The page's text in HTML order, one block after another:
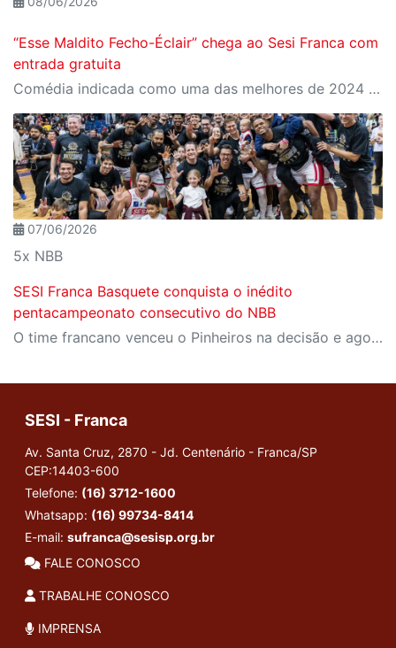
“Esse Maldito Fecho-Éclair” chega ao Sesi Franca com
entrada gratuita
Comédia indicada como uma das melhores de 2024 transforma crises conjugais e clássicos do karaokê em uma divertida reflexão sobre o amor contemporâneo
07/06/2026
5x NBB
SESI Franca Basquete conquista o inédito
pentacampeonato consecutivo do NBB
O time francano venceu o Pinheiros na decisão e agora soma 16 títulos brasileiros na história
SESI - Franca
Av. Santa Cruz, 2870 - Jd. Centenário - Franca/SP
CEP:14403-600
Telefone: (16) 3712-1600
Whatsapp: (16) 99734-8414
E-mail: sufranca@sesisp.org.br
FALE CONOSCO
TRABALHE CONOSCO
IMPRENSA